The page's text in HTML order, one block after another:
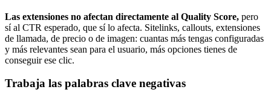
Las extensiones no afectan directamente al Quality Score, pero
sí al CTR esperado, que sí lo afecta. Sitelinks, callouts, extensiones
de llamada, de precio o de imagen: cuantas más tengas configuradas
y más relevantes sean para el usuario, más opciones tienes de
conseguir ese clic.
Trabaja las palabras clave negativas